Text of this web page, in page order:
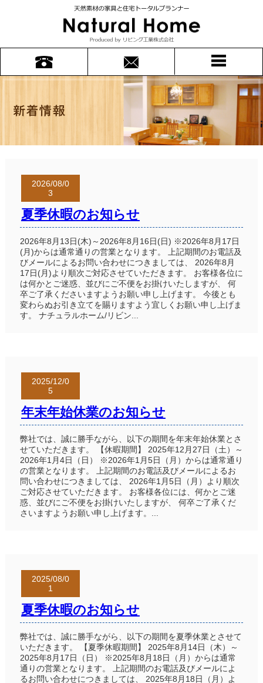
2026/08/0
3
夏季休暇のお知らせ
2026年8月13日(木)～2026年8月16日(日) ※2026年8月17日
(月)からは通常通りの営業となります。 上記期間のお電話及
びメールによるお問い合わせにつきましては、 2026年8月
17日(月)より順次ご対応させていただきます。 お客様各位に
は何かとご迷惑、並びにご不便をお掛けいたしますが、 何
卒ご了承くださいますようお願い申し上げます。 今後とも
変わらぬお引き立てを賜りますよう宜しくお願い申し上げま
す。 ナチュラルホーム/リビン...
2025/12/0
5
年末年始休業のお知らせ
弊社では、誠に勝手ながら、以下の期間を年末年始休業とさ
せていただきます。 【休暇期間】 2025年12月27日（土）～
2026年1月4日（日） ※2026年1月5日（月）からは通常通り
の営業となります。 上記期間のお電話及びメールによるお
問い合わせにつきましては、 2026年1月5日（月）より順次
ご対応させていただきます。 お客様各位には、何かとご迷
惑、並びにご不便をお掛けいたしますが、 何卒ご了承くだ
さいますようお願い申し上げます。...
2025/08/0
1
夏季休暇のお知らせ
弊社では、誠に勝手ながら、以下の期間を夏季休業とさせて
いただきます。 【夏季休暇期間】 2025年8月14日（木）～
2025年8月17日（日） ※2025年8月18日（月）からは通常
通りの営業となります。 上記期間のお電話及びメールによ
るお問い合わせにつきましては、 2025年8月18日（月）よ